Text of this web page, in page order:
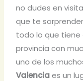
no dudes en
que te
todo lo que
provincia con
uno de los
Valenciaes un